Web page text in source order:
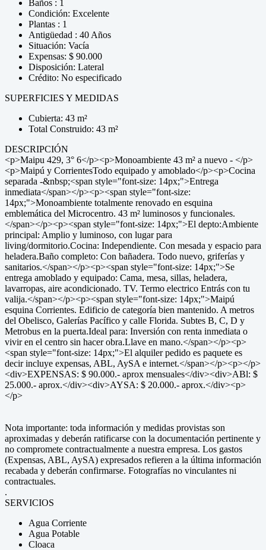
Baños : 1
Condición: Excelente
Plantas : 1
Antigüedad : 40 Años
Situación: Vacía
Expensas: $ 90.000
Disposición: Lateral
Crédito: No especificado
SUPERFICIES Y MEDIDAS
Cubierta: 43 m²
Total Construido: 43 m²
DESCRIPCIÓN
<p>Maipu 429, 3° 6</p><p>Monoambiente 43 m² a nuevo - </p>
<p>Maipú y CorrientesTodo equipado y amoblado</p><p>Cocina
separada -&nbsp;<span style="font-size: 14px;">Entrega
inmediata</span></p><p><span style="font-size:
14px;">Monoambiente totalmente renovado en esquina
emblemática del Microcentro. 43 m² luminosos y funcionales.
</span></p><p><span style="font-size: 14px;">El depto:Ambiente
principal: Amplio y luminoso, con lugar para
living/dormitorio.Cocina: Independiente. Con mesada y espacio para
heladera.Baño completo: Con bañadera. Todo nuevo, griferías y
sanitarios.</span></p><p><span style="font-size: 14px;">Se
entrega amoblado y equipado: Cama, mesa, sillas, heladera,
lavarropas, aire acondicionado. TV. Termo electrico Entrás con tu
valija.</span></p><p><span style="font-size: 14px;">Maipú
esquina Corrientes. Edificio de categoría bien mantenido. A metros
del Obelisco, Galerías Pacífico y calle Florida. Subtes B, C, D y
Metrobus en la puerta.Ideal para: Inversión con renta inmediata o
vivir en el centro sin hacer obra.Llave en mano.</span></p><p>
<span style="font-size: 14px;">El alquiler pedido es paquete es
decir incluye expensas, ABL, AySA e internet.</span></p><p></p>
<div>EXPENSAS: $ 90.000.- aprox mensuales</div><div>ABl: $
25.000.- aprox.</div><div>AYSA: $ 20.000.- aprox.</div><p>
</p>
Nota importante: toda información y medidas provistas son
aproximadas y deberán ratificarse con la documentación pertinente y
no compromete contractualmente a nuestra empresa. Los gastos
(Expensas, ABL, AySA) expresados refieren a la última información
recabada y deberán confirmarse. Fotografías no vinculantes ni
contractuales.
.
SERVICIOS
Agua Corriente
Agua Potable
Cloaca